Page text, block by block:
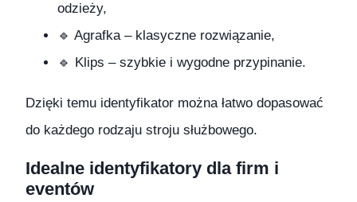
odzieży,
🔹 Agrafka – klasyczne rozwiązanie,
🔹 Klips – szybkie i wygodne przypinanie.
Dzięki temu identyfikator można łatwo dopasować
do każdego rodzaju stroju służbowego.
Idealne identyfikatory dla firm i
eventów